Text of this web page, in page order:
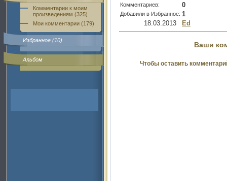
Комментарии к моим
произведениям (325)
Мои комментарии (179)
Избранное (10)
Альбом
Комментариев: 0
Добавили в Избранное: 1
18.03.2013
Ed
Ваши
Чтобы оставить